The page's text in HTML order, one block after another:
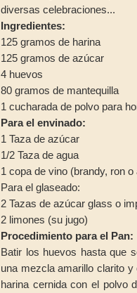
diversas celebraciones...
Ingredientes:
125 gramos de harina
125 gramos de azúcar
4 huevos
80 gramos de mantequilla
1 cucharada de polvo para
Para el envinado:
1 Taza de azúcar
1/2 Taza de agua
1 copa de vino (brandy, ron o
Para el glaseado:
2 Tazas de azúcar glass o
2 limones (su jugo)
Procedimiento para el Pan:
Batir los huevos hasta que
una mezcla amarillo clarito
harina cernida con el polvo